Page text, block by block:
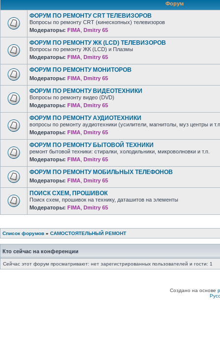
Форум
ФОРУМ ПО РЕМОНТУ CRT ТЕЛЕВИЗОРОВ
Вопросы по ремонту CRT (кинескопных) телевизоров
Модераторы: FIMA Dmitry 65
ФОРУМ ПО РЕМОНТУ ЖК (LCD) ТЕЛЕВИЗОРОВ
Вопросы по ремонту ЖК (LCD) и Плазмы
Модераторы: FIMA Dmitry 65
ФОРУМ ПО РЕМОНТУ МОНИТОРОВ
Модераторы: FIMA Dmitry 65
ФОРУМ ПО РЕМОНТУ ВИДЕОТЕХНИКИ
Вопросы по ремонту видео (DVD)
Модераторы: FIMA Dmitry 65
ФОРУМ ПО РЕМОНТУ АУДИОТЕХНИКИ
вопросы по ремонту аудиотехники (усилители, магнитолы, муз центры и
Модераторы: FIMA Dmitry 65
ФОРУМ ПО РЕМОНТУ БЫТОВОЙ ТЕХНИКИ
ремонт бытовой техники: стиралки, холодильники, микроволновки и т.п.
Модераторы: FIMA Dmitry 65
ФОРУМ ПО РЕМОНТУ МОБИЛЬНЫХ ТЕЛЕФОНОВ
Модераторы: FIMA Dmitry 65
ПОИСК СХЕМ, ПРОШИВОК
Поиск схем, прошивок на технику, даташитов на элементы
Модераторы: FIMA Dmitry 65
Список форумов » САМОСТОЯТЕЛЬНЫЙ РЕМОНТ
Кто сейчас на конференции
Сейчас этот форум просматривают: нет зарегистрированных пользователей и гости: 1
Создано на основе